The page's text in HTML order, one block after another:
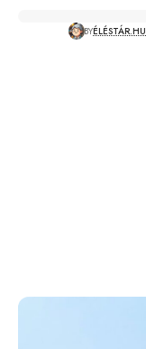
BYÉLÉSTÁR.HU